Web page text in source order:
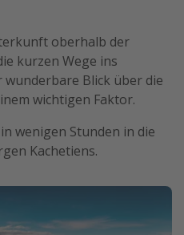
oberhalb der
kurzen Wege ins
Blick über die
wichtigen Faktor.
wenigen Stunden in die
Kachetiens.